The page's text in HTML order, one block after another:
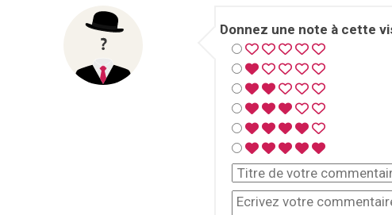
Donnez une note à cette